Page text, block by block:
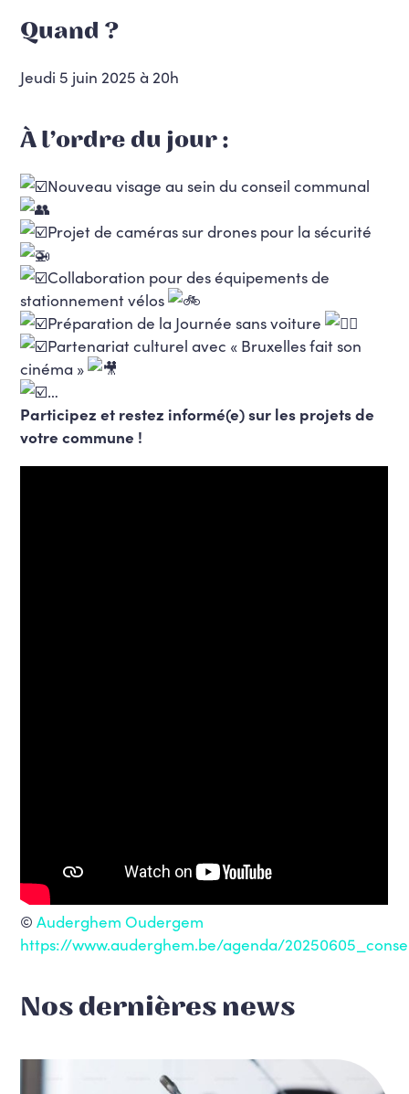
Quand ?
Jeudi 5 juin 2025 à 20h
À l’ordre du jour :
Nouveau visage au sein du conseil communal
Projet de caméras sur drones pour la sécurité
Collaboration pour des équipements de
stationnement vélos
Préparation de la Journée sans voiture
Partenariat culturel avec « Bruxelles fait son
cinéma »
…
Participez et restez informé(e) sur les projets de
votre commune !
©Auderghem Oudergem
https://www.auderghem.be/agenda/
Nos dernières news